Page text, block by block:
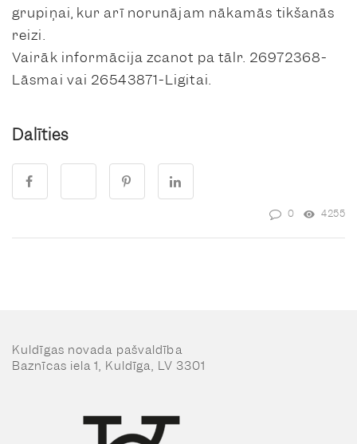
grupiņai, kur arī norunājam nākamās tikšanās
reizi.
Vairāk informācija zcanot pa tālr. 26972368-
Lāsmai vai 26543871-Ligitai.
Dalīties
0 4255
Kuldīgas novada pašvaldība
Baznīcas iela 1, Kuldīga, LV 3301